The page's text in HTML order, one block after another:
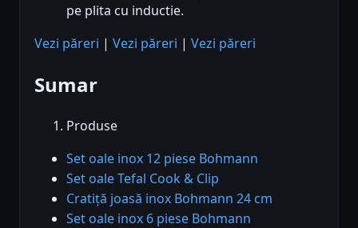
pe plita cu inductie.
Vezi păreri | Vezi păreri | Vezi păreri
Sumar
Produse
Set oale inox 12 piese Bohmann
Set oale Tefal Cook & Clip
Cratiță joasă inox Bohmann 24 cm
Set oale inox 6 piese Bohmann